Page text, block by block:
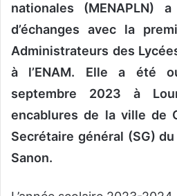
nationales (MENAPLN)
d’échanges avec la
Administrateurs des
à l’ENAM. Elle a été
septembre 2023 à
encablures de la ville de
Secrétaire général (SG) du
Sanon.